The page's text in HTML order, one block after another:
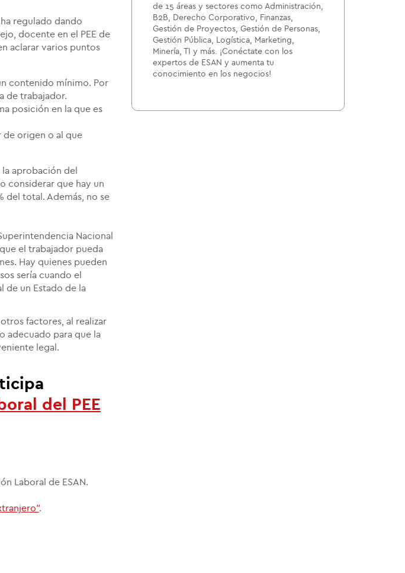
regulado dando
docente en el PEE de
aclarar varios puntos
contenido mínimo. Por
de trabajador.
posición en la que es
de origen o al que
aprobación del
considerar que hay un
del total. Además, no se
Nacional
el trabajador pueda
Hay quienes pueden
sería cuando el
de un Estado de la
factores, al realizar
adecuado para que la
legal.
del PEE
Laboral de ESAN.
.
de 15 áreas y sectores como Administración,
B2B, Derecho Corporativo, Finanzas,
Gestión de Proyectos, Gestión de Personas,
Gestión Pública, Logística, Marketing,
Minería, TI y más. ¡Conéctate con los
expertos de ESAN y aumenta tu
conocimiento en los negocios!